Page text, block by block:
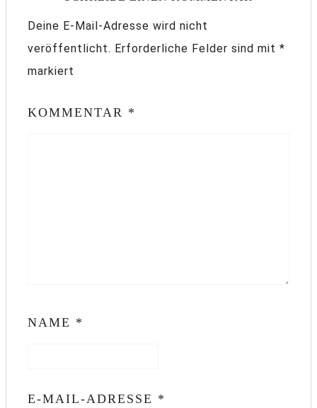
Deine E-Mail-Adresse wird nicht
veröffentlicht. Erforderliche Felder sind mit *
markiert
KOMMENTAR *
NAME *
E-MAIL-ADRESSE *